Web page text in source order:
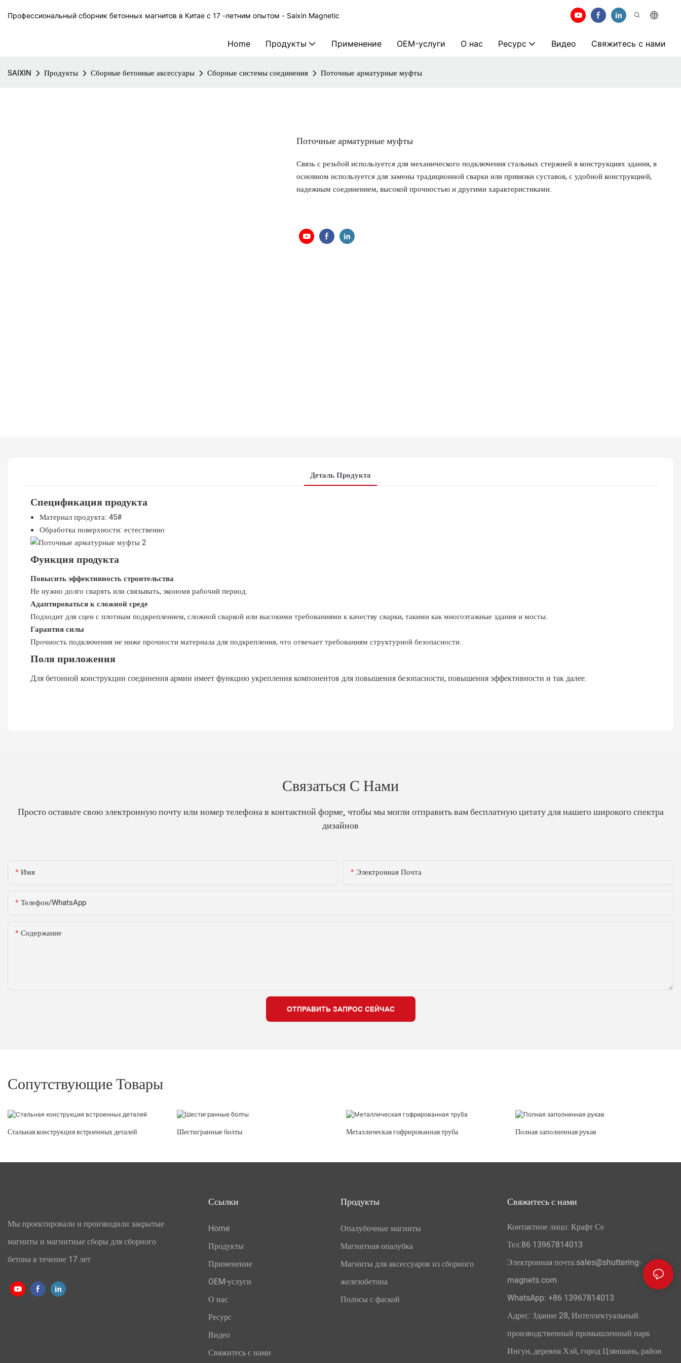
Профессиональный сборник бетонных магнитов в Китае с 17 -летним опытом - Saixin Magnetic
Home Продукты Применение OEM-услуги О нас Ресурс Видео Свяжитесь с нами
SAIXIN Продукты Сборные бетонные аксессуары Сборные системы соединения Поточные арматурные муфты
Поточные арматурные муфты
Связь с резьбой используется для механического подключения стальных стержней в конструкциях здания, в
основном используется для замены традиционной сварки или привязки суставов, с удобной конструкцией,
надежным соединением, высокой прочностью и другими характеристиками.
Деталь Продукта
Спецификация продукта
Материал продукта: 45#
Обработка поверхности: естественно
Функция продукта
Повысить эффективность строительства
Не нужно долго сварять или связывать, экономя рабочий период.
Адаптироваться к сложной среде
Подходит для сцен с плотным подкреплением, сложной сваркой или высокими требованиями к качеству сварки, такими как многоэтажные здания и мосты.
Гарантия силы
Прочность подключения не ниже прочности материала для подкрепления, что отвечает требованиям структурной безопасности.
Поля приложения
Для бетонной конструкции соединения армии имеет функцию укрепления компонентов для повышения безопасности, повышения эффективности и так далее.
Связаться С Нами
Просто оставьте свою электронную почту или номер телефона в контактной форме, чтобы мы могли отправить вам бесплатную цитату для нашего широкого спектра
дизайнов
Имя Электронная Почта
Телефон/WhatsApp
Содержание
ОТПРАВИТЬ ЗАПРОС СЕЙЧАС
Сопутствующие Товары
Стальная конструкция встроенных деталей Шестигранные болты Металлическая гофрированная труба Полная заполненная рукав
Мы проектировали и производили закрытые
магниты и магнитные сборы для сборного
бетона в течение 17 лет
Ссылки
Home
Продукты
Применение
OEM-услуги
О нас
Ресурс
Видео
Свяжитесь с нами
Продукты
Опалубочные магниты
Магнитная опалубка
Магниты для аксессуаров из сборного
железобетона
Полосы с фаской
Свяжитесь с нами
Контактное лицо: Крафт Се
Тел:86 13967814013
Электронная почта:sales@shuttering-
magnets.com
WhatsApp: +86 13967814013
Адрес: Здание 28, Интеллектуальный
производственный промышленный парк
Ингун, деревня Хэй, город Цзяншань, район